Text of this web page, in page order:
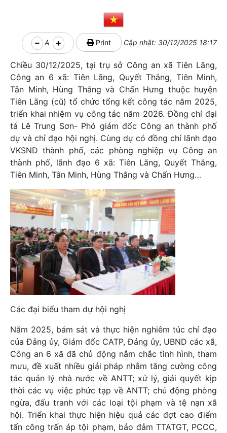
A Print Cập nhật: 30/12/2025 18:17
Chiều 30/12/2025, tại trụ sở Công an xã Tiên Lãng,
Công an 6 xã: Tiên Lãng, Quyết Thắng, Tiên Minh,
Tân Minh, Hùng Thắng và Chấn Hưng thuộc huyện
Tiên Lãng (cũ) tổ chức tổng kết công tác năm 2025,
triển khai nhiệm vụ công tác năm 2026. Đồng chí đại
tá Lê Trung Sơn- Phó giám đốc Công an thành phố
dự và chỉ đạo hội nghị. Cùng dự có đồng chí lãnh đạo
VKSND thành phố, các phòng nghiệp vụ Công an
thành phố, lãnh đạo 6 xã: Tiên Lãng, Quyết Thắng,
Tiên Minh, Tân Minh, Hùng Thắng và Chấn Hưng…
Các đại biểu tham dự hội nghị
Năm 2025, bám sát và thực hiện nghiêm túc chỉ đạo
của Đảng ủy, Giám đốc CATP, Đảng ủy, UBND các xã,
Công an 6 xã đã chủ động nắm chắc tình hình, tham
mưu, đề xuất nhiều giải pháp nhằm tăng cường công
tác quản lý nhà nước về ANTT; xử lý, giải quyết kịp
thời các vụ việc phức tạp về ANTT; chủ động phòng
ngừa, đấu tranh với các loại tội phạm và tệ nạn xã
hội. Triển khai thực hiện hiệu quả các đợt cao điểm
tấn công trấn áp tội phạm, bảo đảm TTATGT, PCCC,